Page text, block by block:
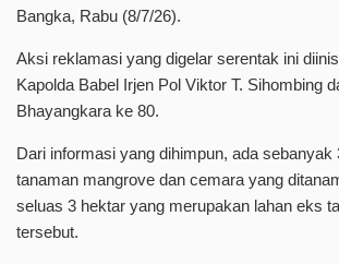
Bangka, Rabu (8/7/26).
Aksi reklamasi yang digelar serentak ini
Kapolda Babel Irjen Pol Viktor T. Sihombing
Bhayangkara ke 80.
Dari informasi yang dihimpun, ada sebanyak
tanaman mangrove dan cemara yang
seluas 3 hektar yang merupakan lahan eks
tersebut.